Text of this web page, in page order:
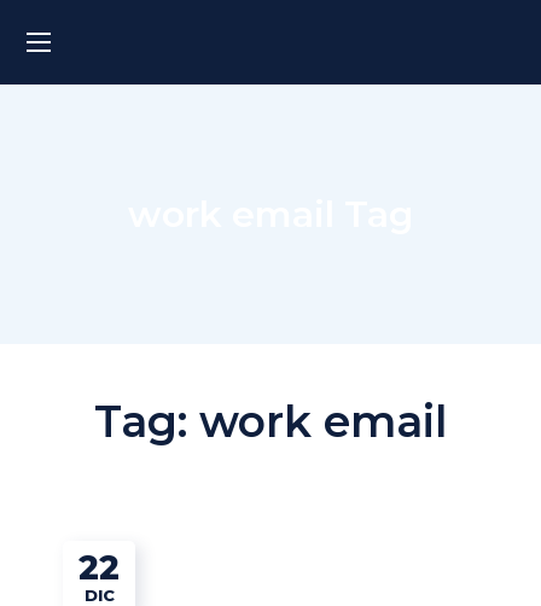
Tag: work email
22
DIC